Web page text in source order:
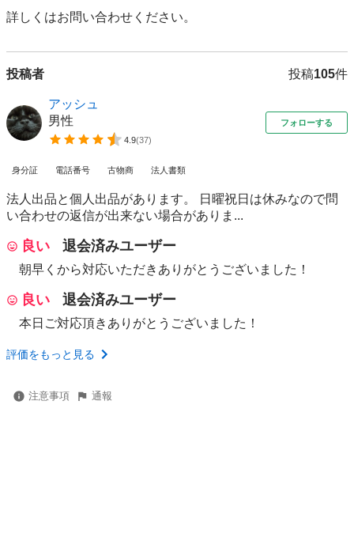
詳しくはお問い合わせください。
投稿者 投稿105件
アッシュ
男性
4.9(37)
フォローする
身分証 電話番号 古物商 法人書類
法人出品と個人出品があります。 日曜祝日は休みなので問
い合わせの返信が出来ない場合がありま...
良い 退会済みユーザー
朝早くから対応いただきありがとうございました！
良い 退会済みユーザー
本日ご対応頂きありがとうございました！
評価をもっと見る
注意事項 通報